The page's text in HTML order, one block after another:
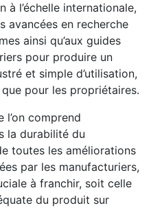
à l’échelle internationale,
avancées en recherche
ainsi qu’aux guides
pour produire un
et simple d’utilisation,
pour les propriétaires.
l’on comprend
la durabilité du
toutes les améliorations
par les manufacturiers,
à franchir, soit celle
du produit sur